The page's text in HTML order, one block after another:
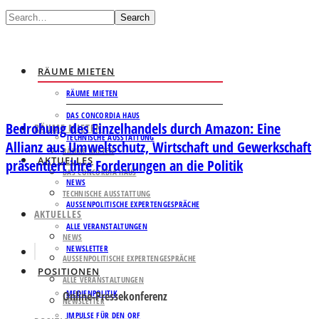
Search
RÄUME MIETEN
RÄUME MIETEN
DAS CONCORDIA HAUS
TECHNISCHE AUSSTATTUNG
AKTUELLES
NEWS
AUSSENPOLITISCHE EXPERTENGESPRÄCHE
ALLE VERANSTALTUNGEN
NEWSLETTER
POSITIONEN
MEDIENPOLITIK
IMPULSE FÜR DEN ORF
RÄUME MIETEN
RÄUME MIETEN
DAS CONCORDIA HAUS
TECHNISCHE AUSSTATTUNG
AKTUELLES
NEWS
AUSSENPOLITISCHE EXPERTENGESPRÄCHE
ALLE VERANSTALTUNGEN
NEWSLETTER
Bedrohung des Einzelhandels durch Amazon: Eine
Allianz aus Umweltschutz, Wirtschaft und Gewerkschaft
präsentiert ihre Forderungen an die Politik
Online-Pressekonferenz